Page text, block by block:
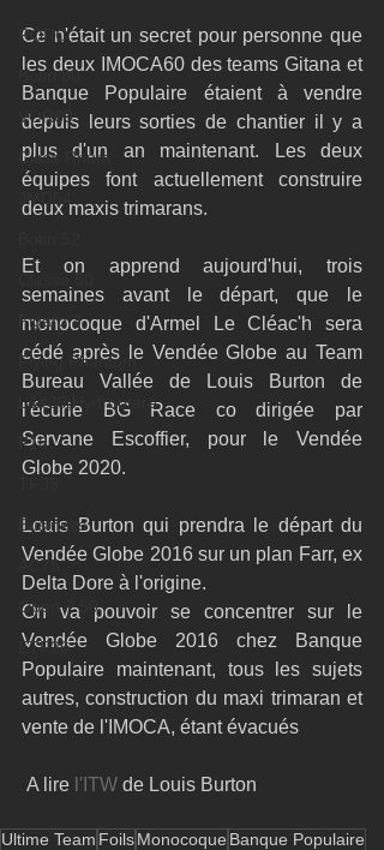
RORC
Botin 80
VOR60
Class Rhum
JMD54
Figaro 3
Flying Phantom
L&#39;Hydroptère
F18
Business
AC75
Open 7.50
ETF26
Ce n'était un secret pour personne que
les deux IMOCA60 des teams Gitana et
Banque Populaire étaient à vendre
depuis leurs sorties de chantier il y a
plus d'un an maintenant. Les deux
équipes font actuellement construire
deux maxis trimarans.
Et on apprend aujourd'hui, trois
semaines avant le départ, que le
monocoque d'Armel Le Cléac'h sera
cédé après le Vendée Globe au Team
Bureau Vallée de Louis Burton de
l'écurie BG Race co dirigée par
Servane Escoffier, pour le Vendée
Globe 2020.
Louis Burton qui prendra le départ du
Vendée Globe 2016 sur un plan Farr, ex
Delta Dore à l'origine.
On va pouvoir se concentrer sur le
Vendée Globe 2016 chez Banque
Populaire maintenant, tous les sujets
autres, construction du maxi trimaran et
vente de l'IMOCA, étant évacués
A lire l'ITW de Louis Burton
Ultime Team FoilsMonocoque Banque Populaire